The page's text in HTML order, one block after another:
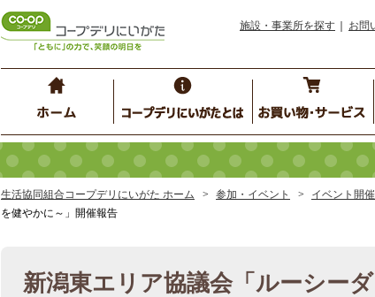
施設・事業所を探す お問
生活協同組合コープデリにいがた ホーム 参加・イベント イベント開
を健やかに～」開催報告
新潟東エリア協議会「ルーシー